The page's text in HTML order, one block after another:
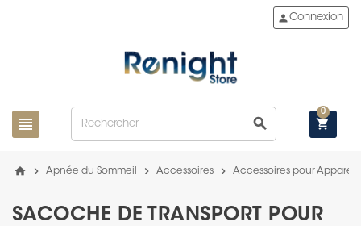
view_headline search
personConnexion
shopping_cart
0
home chevron_right Apnée du Sommeil chevron_right Accessoires chevron_right Accessoires pour Appareils
SACOCHE DE TRANSPORT POUR